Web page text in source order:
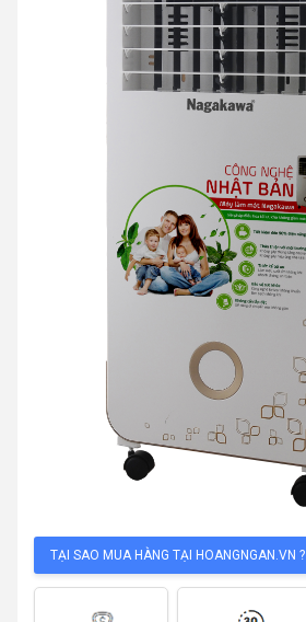
TẠI SAO MUA HÀNG TẠI HOANGNGAN.VN ?